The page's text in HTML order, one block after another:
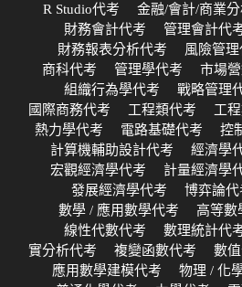
R Studio代考
金融/會計/商業
財務會計代考
管理會計代
財務報表分析代考
風險管理
商科代考
管理學代考 市場
組織行為學代考
戰略管理
國際商務代考
工程類代考 工
熱力學代考
電路基礎代考 控
計算機輔助設計代考
經濟學
宏觀經濟學代考
計量經濟學
發展經濟學代考
博弈論代
數學 / 應用數學代考
高等數
線性代數代考
數理統計代
實分析代考
複變函數代考 數
應用數學建模代考
物理 / 化